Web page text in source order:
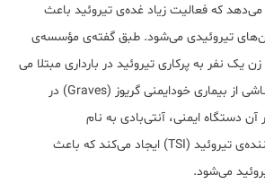
می‌دهد که فعالیت زیاد غده‌ی تیروئید باعث
تیروئیدی می‌شود. طبق گفته‌ی مؤسسه‌ی
ملی بهداشت، از هر 500 زن یک نفر به پرکاری تیروئید در بارداری مبتلا می
شود. این حالت معمولأ ناشی از بیماری خودایمنی گریوز (Graves) در
آن دستگاه ایمنی، آنتی‌بادی به نام
ایمونوگلوبولین تحریک‌کننده‌ی تیروئید (TSI) ایجاد می‌کند که باعث
می‌شود.